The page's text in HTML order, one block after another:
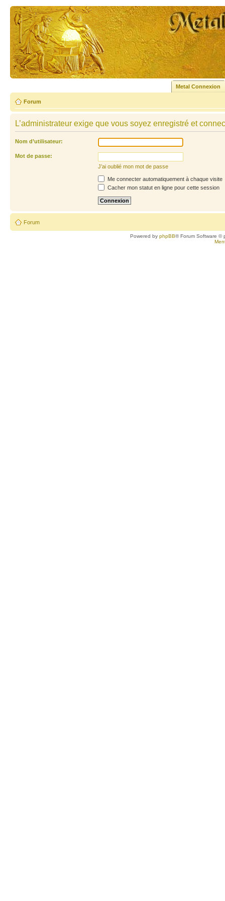
Metal Connexion
Forum
L’administrateur exige que vous soyez enregistré et
Nom d’utilisateur:
Mot de passe:
J’ai oublié mon mot de passe
Me connecter automatiquement à chaque visite
Cacher mon statut en ligne pour cette session
Forum
Powered byphpBB® Forum Software ©